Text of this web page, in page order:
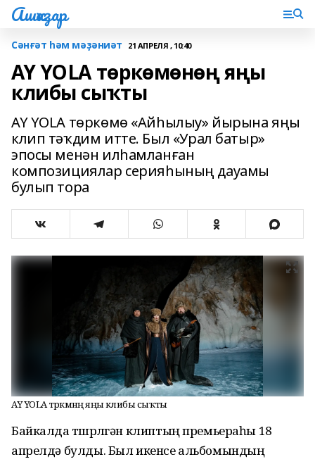
Ашҡаҙар
Сәнғәт һәм мәҙәниәт 21 АПРЕЛЯ , 10:40
AY YOLA төркөмөнөң яңы
клибы сыҡты
AY YOLA төркөмө «Айһылыу» йырына яңы
клип тәҡдим итте. Был «Урал батыр»
эпосы менән илһамланған
композициялар серияһының дауамы
булып тора
AY YOLA төркөмөнөң яңы клибы сыҡты
Байкалда төшөрөлгән клиптың премьераһы 18
апрелдә булды. Был икенсе альбомындың